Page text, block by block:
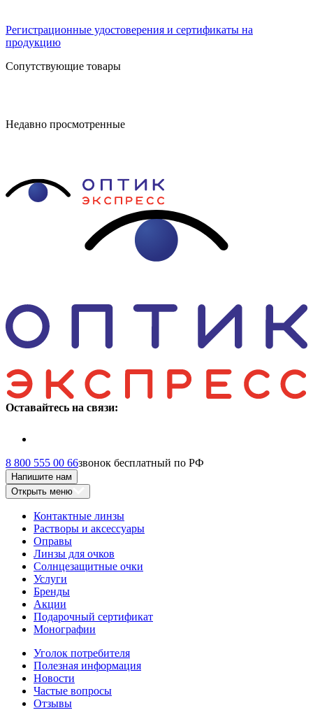
Регистрационные удостоверения и сертификаты на
продукцию
Сопутствующие товары
Недавно просмотренные
Оставайтесь на связи:
8 800 555 00 66звонок бесплатный по РФ
Напишите нам
Открыть меню
Контактные линзы
Растворы и аксессуары
Оправы
Линзы для очков
Солнцезащитные очки
Услуги
Бренды
Акции
Подарочный сертификат
Монографии
Уголок потребителя
Полезная информация
Новости
Частые вопросы
Отзывы